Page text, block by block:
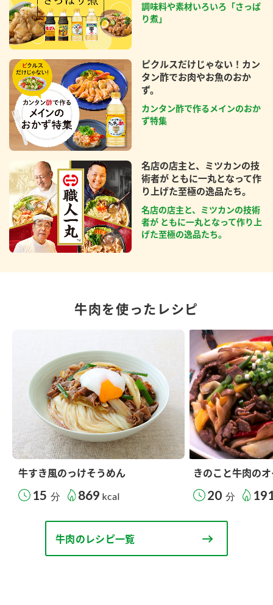
調味料や素材いろいろ「さっぱ
り煮」
ピクルスだけじゃない！カン
タン酢でお肉やお魚のおか
ず。
カンタン酢で作るメインのおか
ず特集
名店の店主と、ミツカンの技
術者が ともに一丸となって作
り上げた至極の逸品たち。
名店の店主と、ミツカンの技術
者が ともに一丸となって作り上
げた至極の逸品たち。
牛肉を使ったレシピ
牛すき風のっけそうめん
15 分 869 kcal
きのこと牛肉の
20 分
牛肉のレシピ一覧